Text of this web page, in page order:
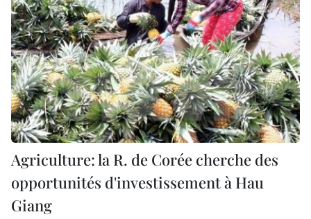
Agriculture: la R. de Corée cherche des
opportunités d'investissement à Hau
Giang